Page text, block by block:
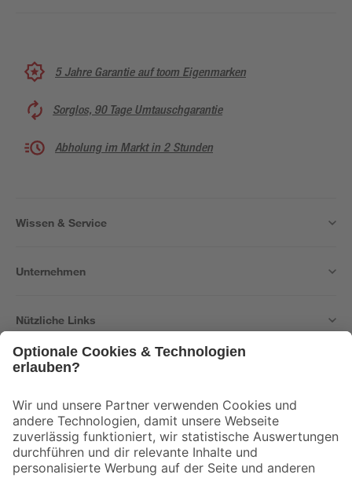
5 Jahre Garantie auf toom Eigenmarken
Sorglos, 90 Tage Umtauschgarantie
Abholung im Markt in 2 Stunden
Wissen & Service
Unternehmen
Nützliche Links
Der toom Newsletter: Keine Angebote und Aktionen mehr verpassen!
Zur Newsletter Anmeldung